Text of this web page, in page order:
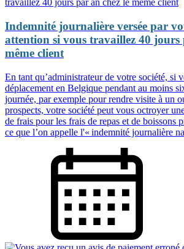
Indemnité journalière versée par
attention si vous travaillez 40 jours
même client
En tant qu’administrateur de votre société, si
déplacement en Belgique pendant au moins
journée, par exemple pour rendre visite à un
prospects, votre société peut vous octroyer
de frais pour les frais de repas et de boissons
ce que l’on appelle l'« indemnité journalière